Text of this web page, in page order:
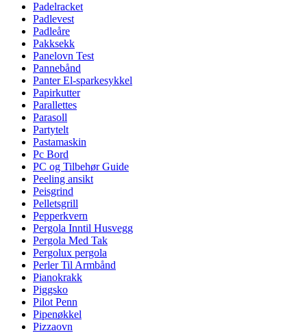
Padelracket
Padlevest
Padleåre
Pakksekk
Panelovn Test
Pannebånd
Panter El-sparkesykkel
Papirkutter
Parallettes
Parasoll
Partytelt
Pastamaskin
Pc Bord
PC og Tilbehør Guide
Peeling ansikt
Peisgrind
Pelletsgrill
Pepperkvern
Pergola Inntil Husvegg
Pergola Med Tak
Pergolux pergola
Perler Til Armbånd
Pianokrakk
Piggsko
Pilot Penn
Pipenøkkel
Pizzaovn